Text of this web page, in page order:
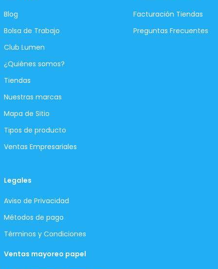
Blog
Bolsa de Trabajo
Club Lumen
¿Quiénes somos?
Tiendas
Nuestras marcas
Mapa de Sitio
Tipos de producto
Ventas Empresariales
Facturación Tiendas
Preguntas Frecuentes
Legales
Aviso de Privacidad
Métodos de pago
Términos y Condiciones
Ventas mayoreo papel